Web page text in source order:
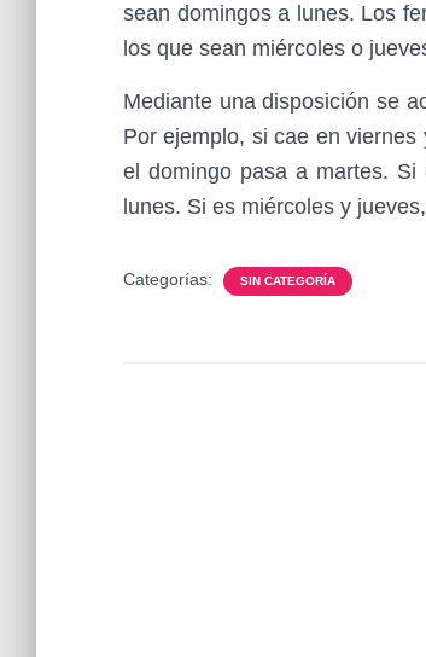
sean domingos a lunes. Los
los que sean miércoles o
Mediante una disposición se
Por ejemplo, si cae en
el domingo pasa a martes.
lunes. Si es miércoles y
Categorías: SIN CATEGORÍA